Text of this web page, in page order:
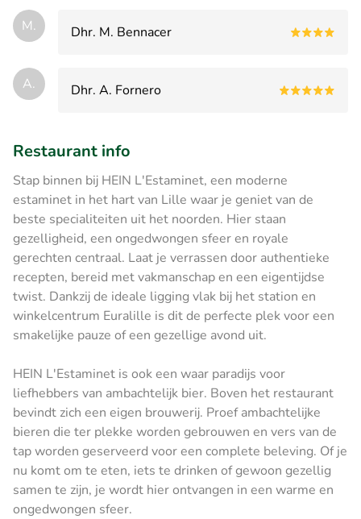
M. Dhr. M. Bennacer
A. Dhr. A. Fornero
Restaurant info
Stap binnen bij HEIN L'Estaminet, een moderne
estaminet in het hart van Lille waar je geniet van de
beste specialiteiten uit het noorden. Hier staan
gezelligheid, een ongedwongen sfeer en royale
gerechten centraal. Laat je verrassen door authentieke
recepten, bereid met vakmanschap en een eigentijdse
twist. Dankzij de ideale ligging vlak bij het station en
winkelcentrum Euralille is dit de perfecte plek voor een
smakelijke pauze of een gezellige avond uit.
HEIN L'Estaminet is ook een waar paradijs voor
liefhebbers van ambachtelijk bier. Boven het restaurant
bevindt zich een eigen brouwerij. Proef ambachtelijke
bieren die ter plekke worden gebrouwen en vers van de
tap worden geserveerd voor een complete beleving. Of je
nu komt om te eten, iets te drinken of gewoon gezellig
samen te zijn, je wordt hier ontvangen in een warme en
ongedwongen sfeer.